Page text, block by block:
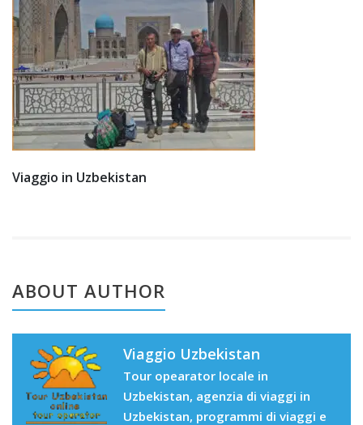
Viaggio in Uzbekistan
ABOUT AUTHOR
Viaggio Uzbekistan
Tour opearator locale in
Uzbekistan, agenzia di viaggi in
Uzbekistan, programmi di viaggi e